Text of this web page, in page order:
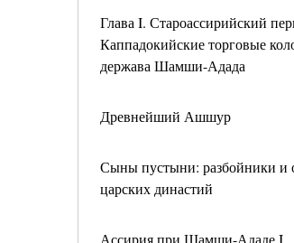
Глава I. Староассирийский
Каппадокийские торговые
держава Шамши-Адада
Древнейший Ашшур
Сыны пустыни: разбойники и
царских династий
Ассирия при Шамши-Ададе I